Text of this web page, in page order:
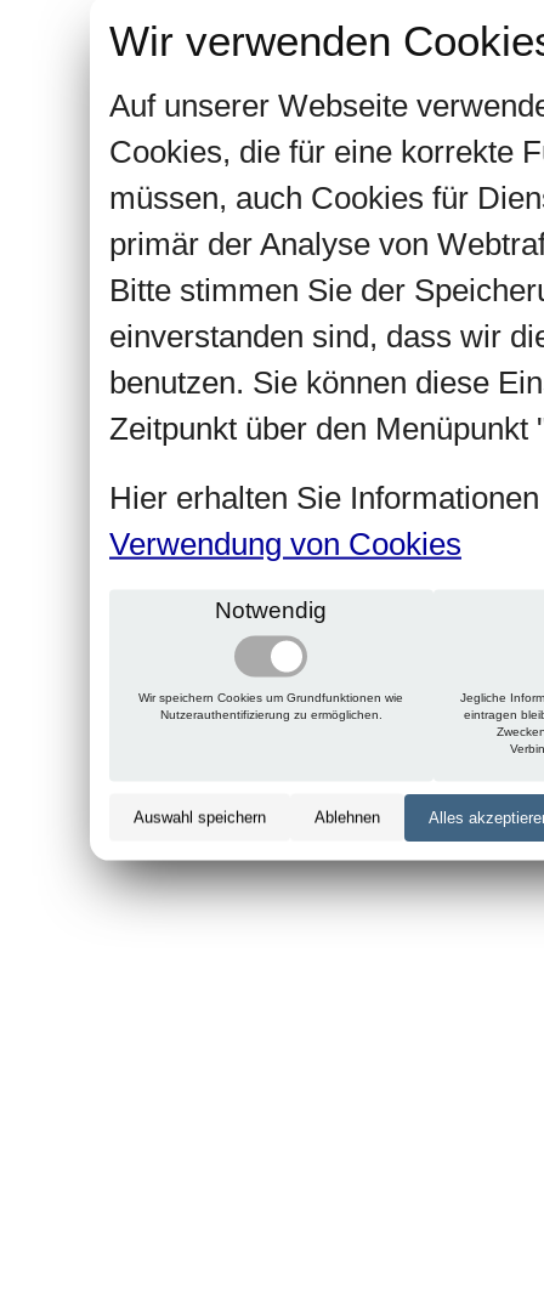
Wir verwenden
Auf unserer Webseite
Cookies, die für eine korrekte
müssen, auch Cookies für
primär der Analyse von
Bitte stimmen Sie der
einverstanden sind, dass wir
benutzen. Sie können diese
Zeitpunkt über den Menüpunkt
Hier erhalten Sie
Verwendung von Cookies
Notwendig
Wir speichern Cookies um Grundfunktionen wie
Nutzerauthentifizierung zu ermöglichen.
Jegliche
eintragen
Auswahl speichern Ablehnen Alles